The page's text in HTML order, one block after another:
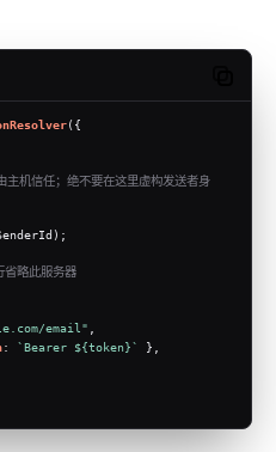
({
信任；绝不要在这里虚构发送者身
);
略此服务器
email"
: `Bearer ${token}`
},